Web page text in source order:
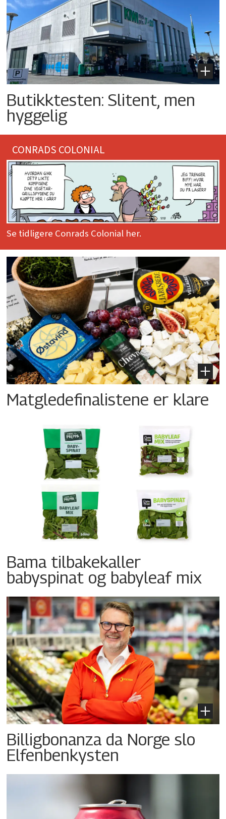
Butikktesten: Slitent, men
hyggelig
CONRADS COLONIAL
Se tidligere Conrads Colonial her.
Matgledefinalistene er klare
Bama tilbakekaller
babyspinat og babyleaf mix
Billigbonanza da Norge slo
Elfenbenkysten